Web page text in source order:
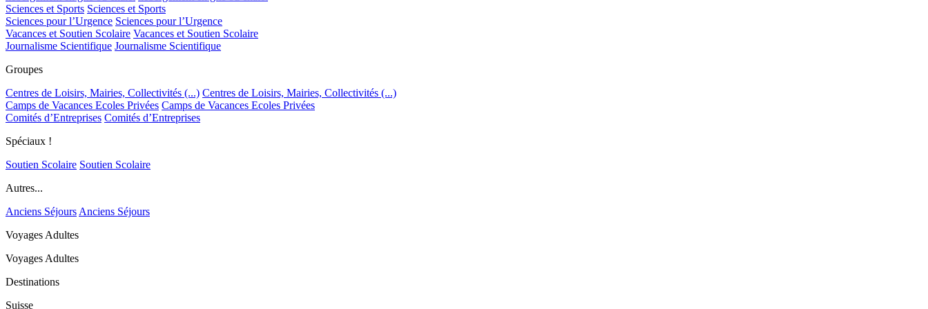
Sciences et Sports Sciences et Sports
Sciences pour l’Urgence Sciences pour l’Urgence
Vacances et Soutien Scolaire Vacances et Soutien Scolaire
Journalisme Scientifique Journalisme Scientifique
Groupes
Centres de Loisirs, Mairies, Collectivités (...) Centres de Loisirs, Mairies, Collectivités (...)
Camps de Vacances Ecoles Privées Camps de Vacances Ecoles Privées
Comités d’Entreprises Comités d’Entreprises
Spéciaux !
Soutien Scolaire Soutien Scolaire
Autres...
Anciens Séjours Anciens Séjours
Voyages Adultes
Voyages Adultes
Destinations
Suisse